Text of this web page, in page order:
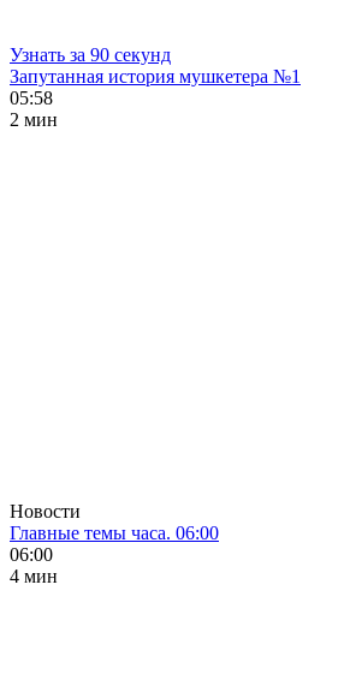
Узнать за 90 секунд
Запутанная история мушкетера №1
05:58
2 мин
Новости
Главные темы часа. 06:00
06:00
4 мин